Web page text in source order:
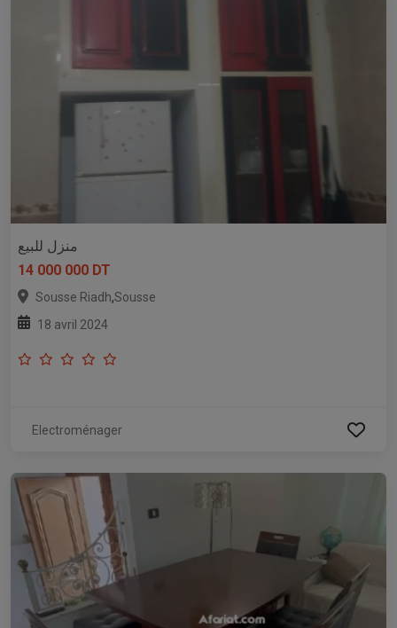
منزل للبيع
14 000 000 DT
Sousse Riadh,Sousse
18 avril 2024
Electroménager